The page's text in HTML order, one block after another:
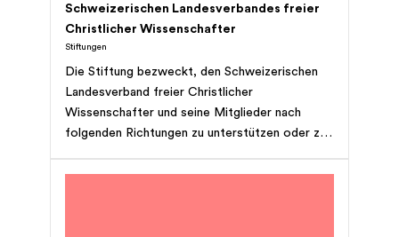
Schweizerischen Landesverbandes freier
Christlicher Wissenschafter
Stiftungen
Die Stiftung bezweckt, den Schweizerischen
Landesverband freier Christlicher
Wissenschafter und seine Mitglieder nach
folgenden Richtungen zu unterstützen oder zu
aller freien christlichen Wissenschafter im